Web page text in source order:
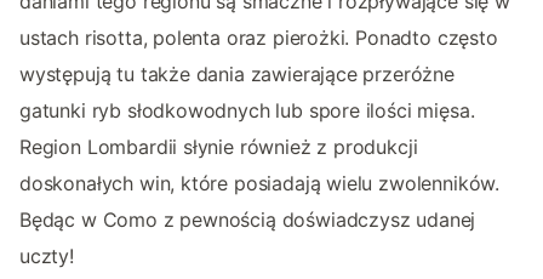
ustach risotta, polenta oraz pierożki. Ponadto często
występują tu także dania zawierające przeróżne
gatunki ryb słodkowodnych lub spore ilości mięsa.
Region Lombardii słynie również z produkcji
doskonałych win, które posiadają wielu zwolenników.
Będąc w Como z pewnością doświadczysz udanej
uczty!